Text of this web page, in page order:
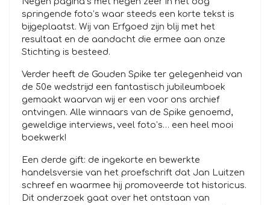
springende foto’s waar steeds een korte tekst is
bijgeplaatst. Wij van Erfgoed zijn blij met het
resultaat en de aandacht die ermee aan onze
Stichting is besteed.
Verder heeft de Gouden Spike ter gelegenheid van
de 50e wedstrijd een fantastisch jubileumboek
gemaakt waarvan wij er een voor ons archief
ontvingen. Alle winnaars van de Spike genoemd,
geweldige interviews, veel foto’s… een heel mooi
boekwerk!
Een derde gift: de ingekorte en bewerkte
handelsversie van het proefschrift dat Jan Luitzen
schreef en waarmee hij promoveerde tot historicus.
Dit onderzoek gaat over het ontstaan van